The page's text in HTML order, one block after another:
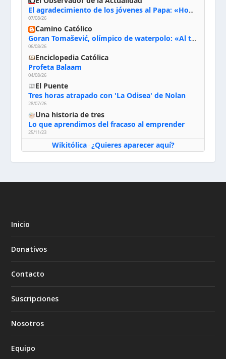
El agradecimiento de los jóvenes al Papa: «Hoy nos sentimos Iglesia»
07/08/26
Camino Católico
Goran Tomašević, olímpico de waterpolo: «Al terminar el Camino de Santiago entregué mi vida a Cristo; hablé con Dios y le dije: ‘Estoy listo; estoy a tu servicio. Puedo llevar lo que sea necesario para ti’»
06/08/26
Enciclopedia Católica
Profeta Balaam
04/08/26
El Puente
Tres horas atrapado con 'La Odisea' de Nolan
28/07/26
Una historia de tres
Lo que aprendimos del fracaso al emprender
25/11/23
Wikitólica· ¿Quieres aparecer aquí?
Inicio
Donativos
Contacto
Suscripciones
Nosotros
Equipo